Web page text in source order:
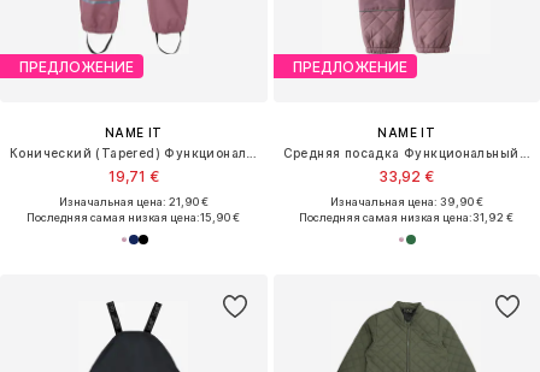
ПРЕДЛОЖЕНИЕ
NAME IT
19,71 €
Изначальная цена: 21,90 €
Последняя самая низкая цена:15,90 €
ПРЕДЛОЖЕНИЕ
NAME IT
33,92 €
Изначальная цена: 39,90 €
Последняя самая низкая цена:31,92 €